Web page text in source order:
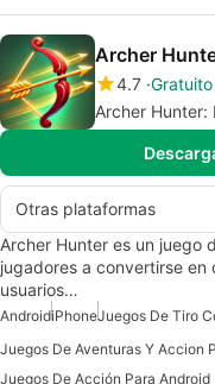
Archer
4.7 Gratuito
Archer Hunter:
Otras plataformas
Archer Hunter es un juego
jugadores a convertirse en
usuarios…
AndroidiPhoneJuegos De Tiro
Juegos De Acción Para Android